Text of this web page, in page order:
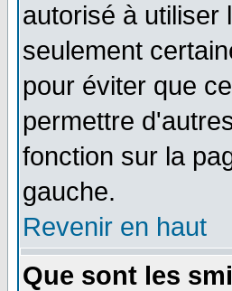
autorisé à utiliser
seulement
pour éviter que
permettre
fonction sur la
gauche.
Revenir en haut
Que sont les